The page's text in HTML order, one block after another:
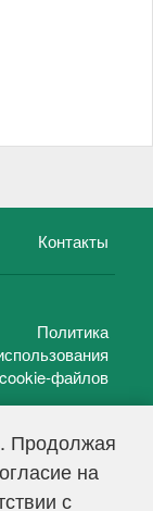
Продолжая
на
с
Контакты
Политика
cookie-файлов
выдано